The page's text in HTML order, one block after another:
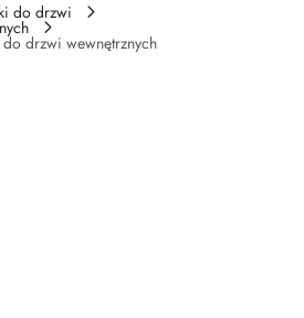
do drzwi
drzwi wewnętrznych